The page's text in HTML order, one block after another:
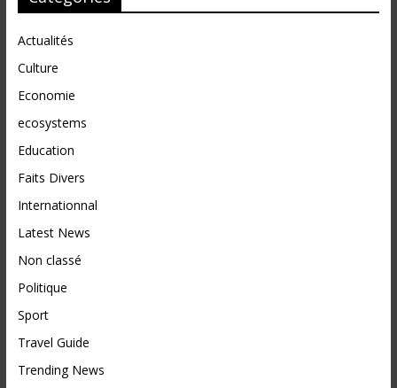
Actualités
Culture
Economie
ecosystems
Education
Faits Divers
Internationnal
Latest News
Non classé
Politique
Sport
Travel Guide
Trending News